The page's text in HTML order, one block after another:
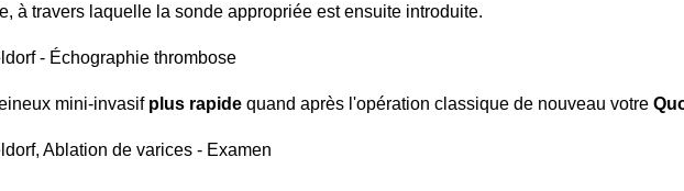
à travers laquelle la sonde appropriée est ensuite introduite.
mini-invasif plus rapide quand après l'opération classique de nouveau votre